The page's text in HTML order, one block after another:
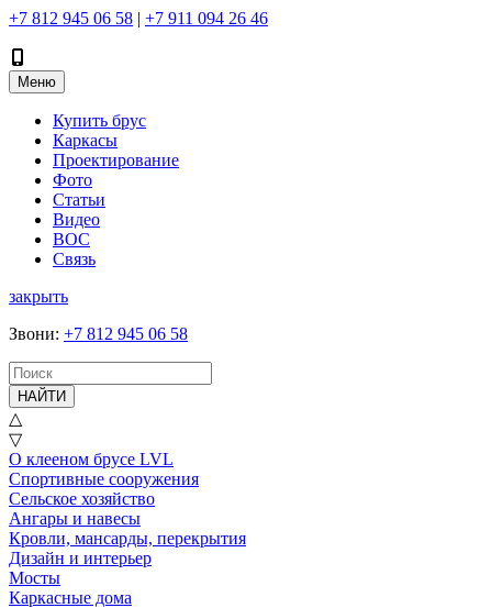
+7 812 945 06 58 | +7 911 094 26 46
Меню
Купить брус
Каркасы
Проектирование
Фото
Статьи
Видео
ВОС
Связь
закрыть
Звони: +7 812 945 06 58
НАЙТИ
△
▽
О клееном брусе LVL
Спортивные сооружения
Сельское хозяйство
Ангары и навесы
Кровли, мансарды, перекрытия
Дизайн и интерьер
Мосты
Каркасные дома